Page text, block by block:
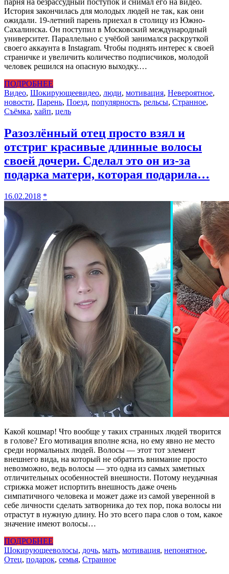
парня на безрассудный поступок и снимал его на видео.
История закончилась для молодых людей не так, как они
ожидали. 19-летний парень приехал в столицу из Южно-
Сахалинска. Он поступил в Московский международный
университет. Параллельно с учёбой занимался раскруткой
своего аккаунта в Instagram. Чтобы поднять интерес к своей
страничке и увеличить количество подписчиков, молодой
человек решился на опасную выходку.…
ПОДРОБНЕЕ
Видео, Шокирующеевидео, люди, мотивация, Невероятное,
новости, Парень, Поезд, популярность, рельсы, Странное,
Съёмка, хайп, цель
Разозлённый отец просто взял и
отстриг красивые длинные волосы
своей дочери. Сделал это он из-за
подарка матери, которая подарила…
16.02.2018 *
Какой кошмар! Что вообще у таких странных людей творится
в голове? Его мотивация вполне ясна, но ему явно не место
среди нормальных людей. Волосы — этот тот элемент
внешнего вида, на который не обратить внимание просто
невозможно, ведь волосы — это одна из самых заметных
отличительных особенностей внешности. Потому неудачная
стрижка может испортить внешность даже очень
симпатичного человека и может даже из самой уверенной в
себе личности сделать затворника до тех пор, пока волосы ни
отрастут в нужную длину. Но это всего пара слов о том, какое
значение имеют волосы…
ПОДРОБНЕЕ
Шокирующееволосы, дочь, мать, мотивация, непонятное,
Отец, подарок, семья, Странное